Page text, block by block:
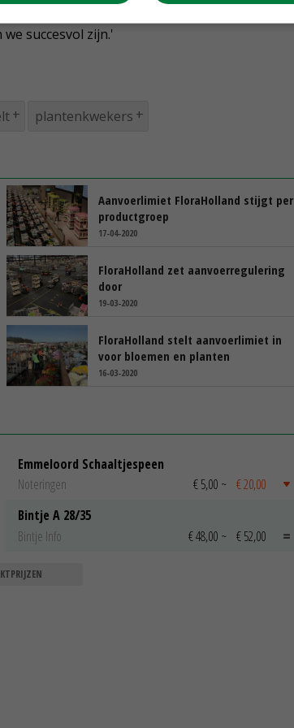
met klanten en andere businesspartners
succesvol zijn.'
plantenkwekers
Aanvoerlimiet FloraHolland stijgt per
productgroep
17-04-2020
FloraHolland zet aanvoerregulering
door
19-03-2020
FloraHolland stelt aanvoerlimiet in
voor bloemen en planten
16-03-2020
Emmeloord Schaaltjespeen
Noteringen
€ 5,00 ~ € 20,00
Bintje A 28/35
Bintje Info
€ 48,00 ~ € 52,00